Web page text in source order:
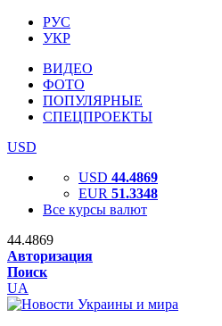
РУС
УКР
ВИДЕО
ФОТО
ПОПУЛЯРНЫЕ
СПЕЦПРОЕКТЫ
USD
USD 44.4869
EUR 51.3348
Все курсы валют
44.4869
Авторизация
Поиск
UA